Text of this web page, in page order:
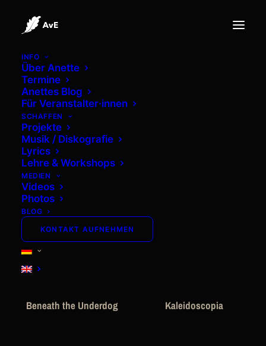
INFO
Über Anette
Termine
Anettes Blog
Für Veranstalter·innen
SCHAFFEN
Projekte
Musik / Diskografie
Lyrics
Lehre & Workshops
MEDIEN
Videos
Photos
BLOG
KONTAKT AUFNEHMEN
Mehr von Anette
Beneath the Underdog Kaleidoscopia